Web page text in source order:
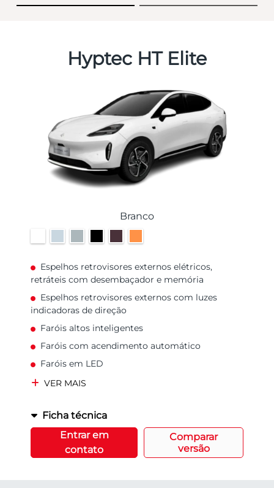
Hyptec HT Elite
Branco
Espelhos retrovisores externos elétricos,
retráteis com desembaçador e memória
Espelhos retrovisores externos com luzes
indicadoras de direção
Faróis altos inteligentes
Faróis com acendimento automático
Faróis em LED
VER MAIS
Ficha técnica
Entrar em
contato
Comparar
versão